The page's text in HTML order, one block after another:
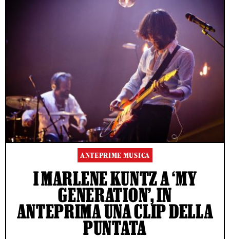
ANTEPRIME MUSICA
I MARLENE KUNTZ A ‘MY
GENERATION’, IN
ANTEPRIMA UNA CLIP DELLA
PUNTATA